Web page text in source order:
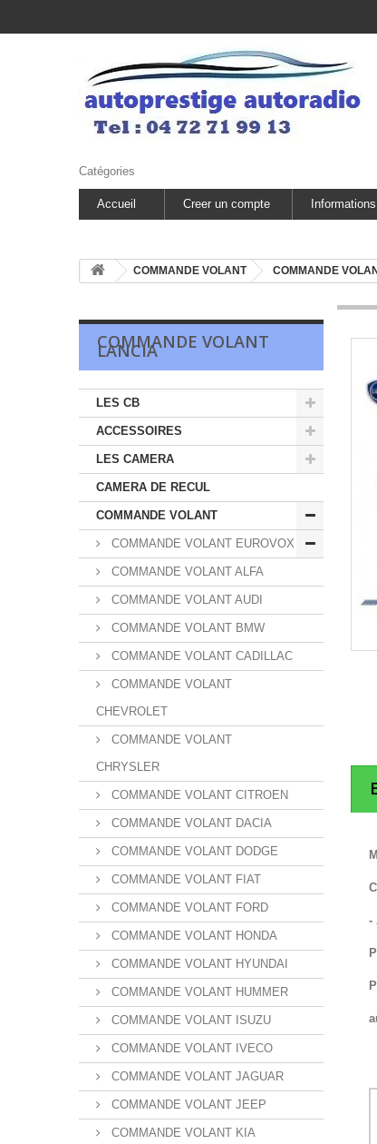
Catégories
Accueil Creer un compte Informations
COMMANDE VOLANT COMMANDE
COMMANDE VOLANT
LANCIA
LES CB
ACCESSOIRES
LES CAMERA
CAMERA DE RECUL
COMMANDE VOLANT
COMMANDE VOLANT EUROVOX
COMMANDE VOLANT ALFA
COMMANDE VOLANT AUDI
COMMANDE VOLANT BMW
COMMANDE VOLANT CADILLAC
COMMANDE VOLANT
CHEVROLET
COMMANDE VOLANT
CHRYSLER
COMMANDE VOLANT CITROEN
COMMANDE VOLANT DACIA
COMMANDE VOLANT DODGE
COMMANDE VOLANT FIAT
COMMANDE VOLANT FORD
COMMANDE VOLANT HONDA
COMMANDE VOLANT HYUNDAI
COMMANDE VOLANT HUMMER
COMMANDE VOLANT ISUZU
COMMANDE VOLANT IVECO
COMMANDE VOLANT JAGUAR
COMMANDE VOLANT JEEP
COMMANDE VOLANT KIA
-